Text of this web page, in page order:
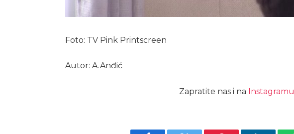
Foto: TV Pink Printscreen
Autor: A.Anđić
Zapratite nas i na Instagramu